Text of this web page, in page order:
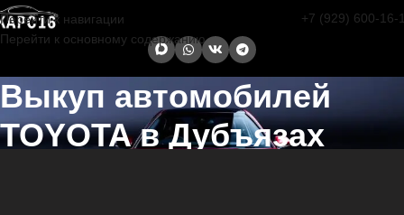
Перейти к навигации
Перейти к основному содержанию
+7 (929) 600-16-
Выкуп автомобилей
TOYOTA в Дубъязах